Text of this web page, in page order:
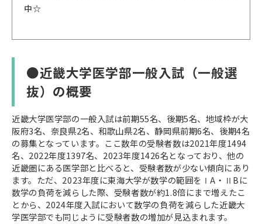
中☆
●近畿大学医学部一般入試（一般選
抜）の概要
近畿大学医学部の一般入試は前期55名、後期5名、地域枠が大
阪府3名、奈良県2名、和歌山県2名、静岡県前期6名、後期4名
の募集となっています。ここ数年の受験者数は2021年度1494
名、2022年度1397名、2023年度1426名となっており、他の
近畿圏にある医学部と比べると、受験者数が少ない傾向にあり
ます。ただ、2023年度に東海大学が数学の範囲をⅠA・ⅡBに
数学の負荷を減らした際、受験者数が約1.8倍にまで増えたこ
とから、2024年度入試において数学の負荷を減らした近畿大
学医学部でも同じように受験者数の増加が見込まれます。